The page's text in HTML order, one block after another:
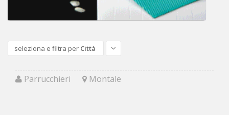
seleziona e filtra per Città
Parrucchieri Montale